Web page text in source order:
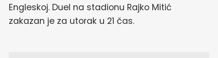
Engleskoj. Duel na stadionu Rajko Mitić
zakazan je za utorak u 21 čas.